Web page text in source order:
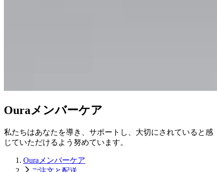
Ouraメンバーケア
私たちはあなたを導き、サポートし、大切にされていると感
じていただけるよう努めています。
Ouraメンバーケア